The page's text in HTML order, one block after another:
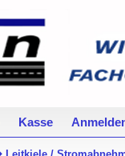
Kasse